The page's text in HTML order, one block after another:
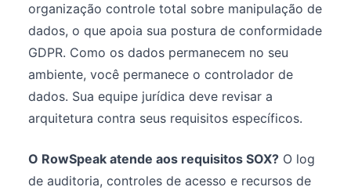
organização controle total sobre manipulação de
dados, o que apoia sua postura de conformidade
GDPR. Como os dados permanecem no seu
ambiente, você permanece o controlador de
dados. Sua equipe jurídica deve revisar a
arquitetura contra seus requisitos específicos.
O RowSpeak atende aos requisitos SOX? O log
de auditoria, controles de acesso e recursos de